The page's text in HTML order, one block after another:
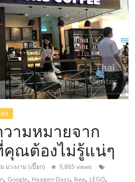
ทย,
ามหมายจาก
ณต้องไม่รู้แน่ๆ
ม่วงงาม (เปี๊ยก)
9,865 views
,Google, Haagen-Dazs, Ikea, LEGO,